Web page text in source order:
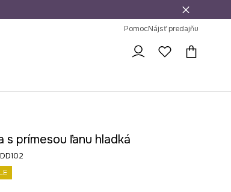
PomocNájsť predajňu
s prímesou ľanu hladká